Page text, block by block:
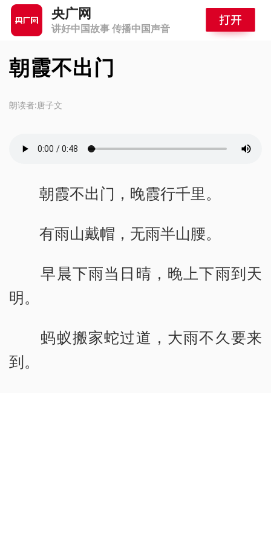
央广网
讲好中国故事 传播中国声音
朝霞不出门
朗读者:唐子文
朝霞不出门，晚霞行千里。
有雨山戴帽，无雨半山腰。
早晨下雨当日晴，晚上下雨到天
明。
蚂蚁搬家蛇过道，大雨不久要来
到。